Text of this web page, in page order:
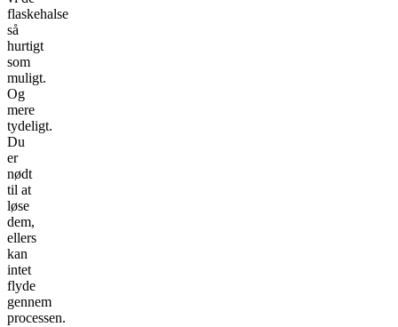
flaskehalse
så
hurtigt
som
muligt.
Og
mere
tydeligt.
Du
er
nødt
til at
løse
dem,
ellers
kan
intet
flyde
gennem
processen.